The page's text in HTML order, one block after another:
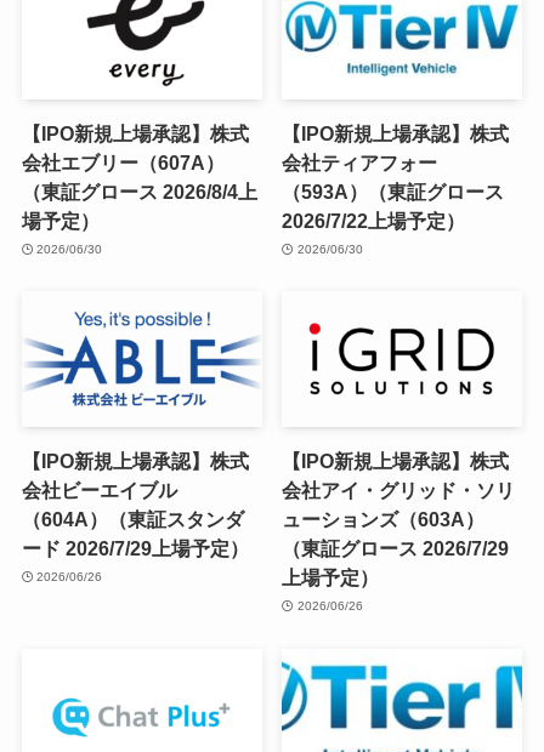
【IPO新規上場承認】株式
会社エブリー（607A）
（東証グロース 2026/8/4上
場予定）
2026/06/30
【IPO新規上場承認】株式
会社ティアフォー
（593A）（東証グロース
2026/7/22上場予定）
2026/06/30
【IPO新規上場承認】株式
会社ビーエイブル
（604A）（東証スタンダ
ード 2026/7/29上場予定）
2026/06/26
【IPO新規上場承認】株式
会社アイ・グリッド・ソリ
ューションズ（603A）
（東証グロース 2026/7/29
上場予定）
2026/06/26